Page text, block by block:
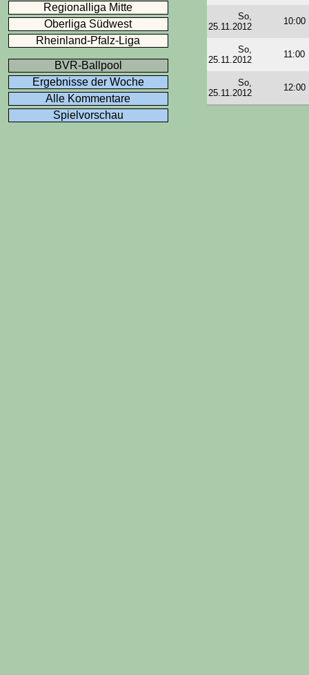
So,
25.11.2012
10:00
So,
25.11.2012
11:00
So,
25.11.2012
12:00
Regionalliga Mitte
Oberliga Südwest
Rheinland-Pfalz-Liga
BVR-Ballpool
Ergebnisse der Woche
Alle Kommentare
Spielvorschau